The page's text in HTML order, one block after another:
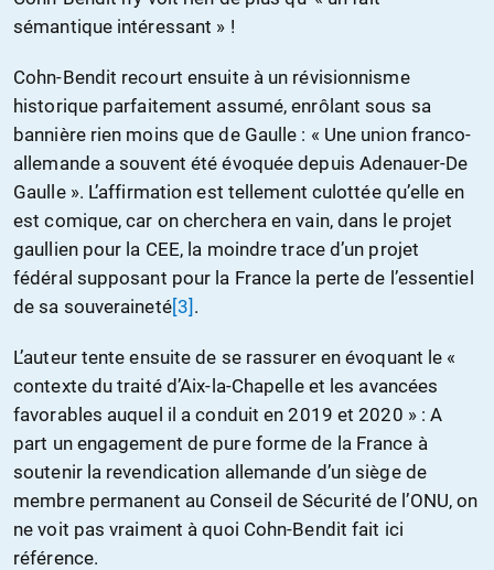
sémantique intéressant » !
Cohn-Bendit recourt ensuite à un révisionnisme
historique parfaitement assumé, enrôlant sous sa
bannière rien moins que de Gaulle : « Une union franco-
allemande a souvent été évoquée depuis Adenauer-De
Gaulle ». L’affirmation est tellement culottée qu’elle en
est comique, car on cherchera en vain, dans le projet
gaullien pour la CEE, la moindre trace d’un projet
fédéral supposant pour la France la perte de l’essentiel
de sa souveraineté[3] .
L’auteur tente ensuite de se rassurer en évoquant le «
contexte du traité d’Aix-la-Chapelle et les avancées
favorables auquel il a conduit en 2019 et 2020 » : A
part un engagement de pure forme de la France à
soutenir la revendication allemande d’un siège de
membre permanent au Conseil de Sécurité de l’ONU, on
ne voit pas vraiment à quoi Cohn-Bendit fait ici
référence.